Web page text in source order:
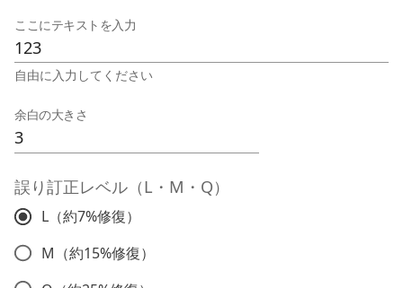
ここにテキストを入力
自由に入力してください
余白の大きさ
誤り訂正レベル（L・M・Q）
L（約7%修復）
M（約15%修復）